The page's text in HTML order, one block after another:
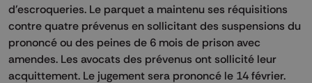
d'escroqueries. Le parquet a maintenu ses réquisitions
contre quatre prévenus en sollicitant des suspensions du
prononcé ou des peines de 6 mois de prison avec
amendes. Les avocats des prévenus ont sollicité leur
acquittement. Le jugement sera prononcé le 14 février.